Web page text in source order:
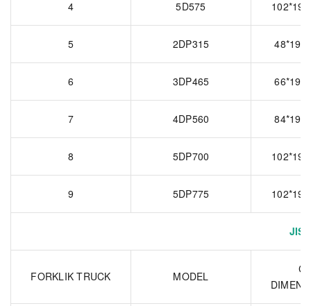
4 5D575
5 2DP315
6 3DP465
7 4DP560
8 5DP700
9 5DP775
JIS
FORKLIK TRUCK MODEL